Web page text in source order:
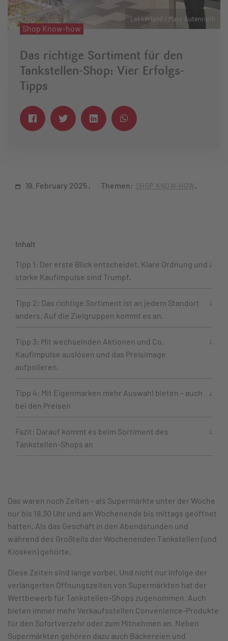
Lekkerland / Marc Autenrieth
Shop Know-how
Das richtige Sortiment für den
Tankstellen-Shop: Vier Erfolgs-
Tipps
19. February 2025 Themen: SHOP KNOW-HOW
Inhalt
Tipp 1: Der erste Blick entscheidet. Klare Ordnung und
starke Kaufimpulse sind Trumpf.
Tipp 2: Das richtige Sortiment ist an jedem Standort
anders. Auf die Zielgruppen kommt es an.
Tipp 3: Mit wechselnden Aktionen und Co.
Kaufimpulse auslösen und das Preisimage
aufpolieren.
Tipp 4: Mit Eigenmarken mehr Auswahl bieten – auch
bei den Preisen
Fazit: Darauf kommt es beim Sortiment des
Tankstellen-Shops an
Das waren noch Zeiten – als Supermärkte unter der Woche
nur bis 18.30 Uhr und am Wochenende bis mittags geöffnet
hatten. Als das Geschäft in den Abendstunden und
während des Großteils der Wochenenden Tankstellen (und
Kiosken) gehörte.
Diese Zeiten sind lange vorbei. Und nicht nur infolge der
verlängerten Öffnungszeiten von Supermärkten hat der
Wettbewerb für Tankstellen-Shops zugenommen. Auch
bieten immer mehr Verkaufsstellen Convenience-Produkte
für den Sofortverzehr oder zum Mitnehmen an. Neben
Supermärkten gehören dazu auch Bäckereien und